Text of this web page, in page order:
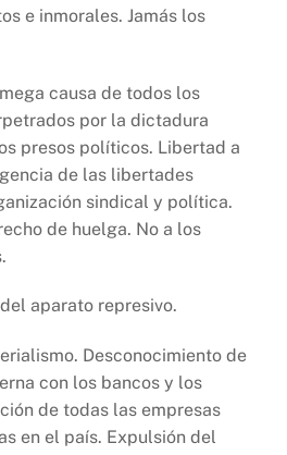
e inmorales. Jamás los
causa de todos los
por la dictadura
presos políticos. Libertad a
de las libertades
sindical y política.
de huelga. No a los
aparato represivo.
Desconocimiento de
con los bancos y los
de todas las empresas
en el país. Expulsión del